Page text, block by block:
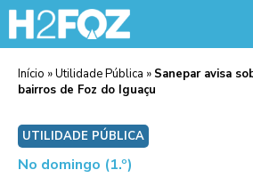
Início »Utilidade Pública » Sanepar avisa
bairros de Foz do Iguaçu
UTILIDADE PÚBLICA
No domingo (1.º)